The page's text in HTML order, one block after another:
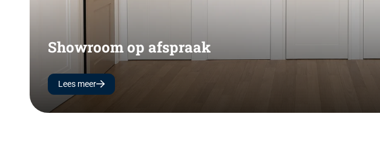
Showroom op afspraak
Lees meer